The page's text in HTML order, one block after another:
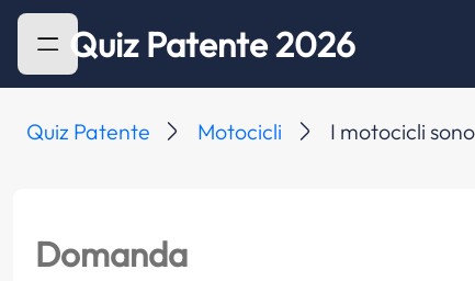
Quiz Patente 2026
Quiz Patente Motocicli I motocicli
Domanda